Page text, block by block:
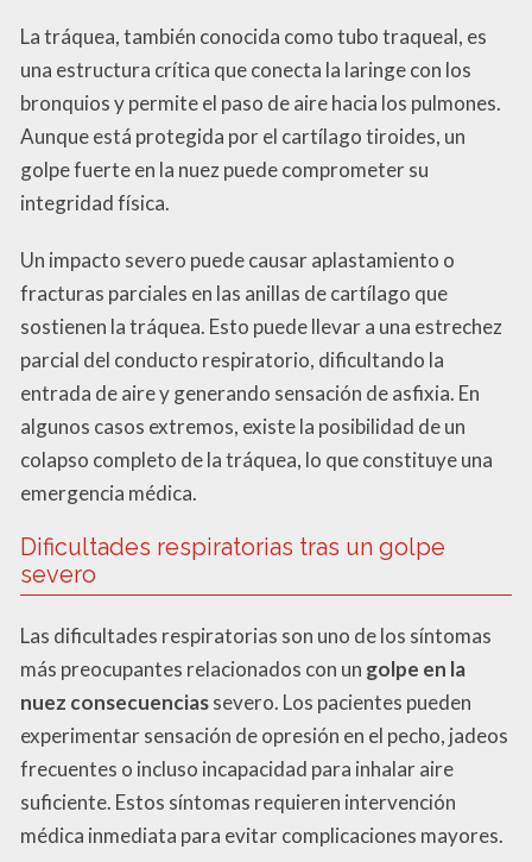
La tráquea, también conocida como tubo traqueal, es
una estructura crítica que conecta la laringe con los
bronquios y permite el paso de aire hacia los pulmones.
Aunque está protegida por el cartílago tiroides, un
golpe fuerte en la nuez puede comprometer su
integridad física.
Un impacto severo puede causar aplastamiento o
fracturas parciales en las anillas de cartílago que
sostienen la tráquea. Esto puede llevar a una estrechez
parcial del conducto respiratorio, dificultando la
entrada de aire y generando sensación de asfixia. En
algunos casos extremos, existe la posibilidad de un
colapso completo de la tráquea, lo que constituye una
emergencia médica.
Dificultades respiratorias tras un golpe
severo
Las dificultades respiratorias son uno de los síntomas
más preocupantes relacionados con un golpe en la
nuez consecuenciassevero. Los pacientes pueden
experimentar sensación de opresión en el pecho, jadeos
frecuentes o incluso incapacidad para inhalar aire
suficiente. Estos síntomas requieren intervención
médica inmediata para evitar complicaciones mayores.